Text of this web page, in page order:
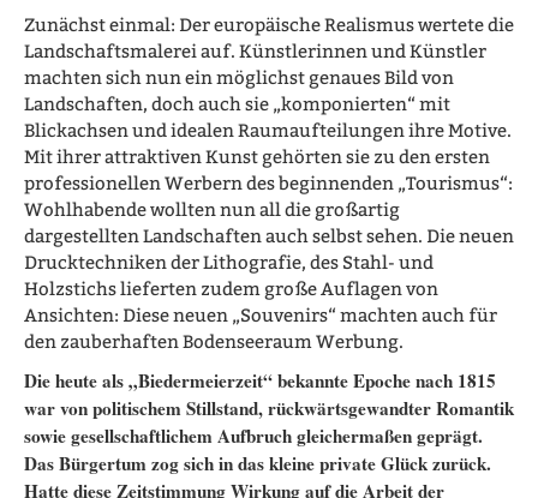
Zunächst einmal: Der europäische Realismus wertete die
Landschaftsmalerei auf. Künstlerinnen und Künstler
machten sich nun ein möglichst genaues Bild von
Landschaften, doch auch sie „komponierten“ mit
Blickachsen und idealen Raumaufteilungen ihre Motive.
Mit ihrer attraktiven Kunst gehörten sie zu den ersten
professionellen Werbern des beginnenden „Tourismus“:
Wohlhabende wollten nun all die großartig
dargestellten Landschaften auch selbst sehen. Die neuen
Drucktechniken der Lithografie, des Stahl- und
Holzstichs lieferten zudem große Auflagen von
Ansichten: Diese neuen „Souvenirs“ machten auch für
den zauberhaften Bodenseeraum Werbung.
Die heute als „Biedermeierzeit“ bekannte Epoche nach 1815
war von politischem Stillstand, rückwärtsgewandter Romantik
sowie gesellschaftlichem Aufbruch gleichermaßen geprägt.
Das Bürgertum zog sich in das kleine private Glück zurück.
Hatte diese Zeitstimmung Wirkung auf die Arbeit der